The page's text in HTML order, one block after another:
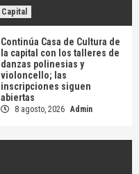
Capital
Continúa Casa de Cultura de
la capital con los talleres de
danzas polinesias y
violoncello; las
inscripciones siguen
abiertas
8 agosto, 2026 Admin